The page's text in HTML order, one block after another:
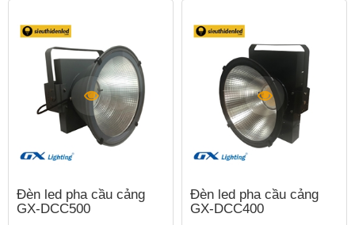
Đèn led pha cầu cảng
GX-DCC500
Đèn led pha cầu cảng
GX-DCC400